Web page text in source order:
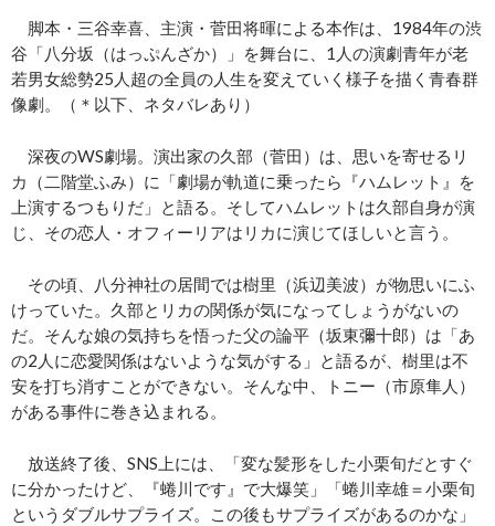
脚本・三谷幸喜、主演・菅田将暉による本作は、1984年の渋
谷「八分坂（はっぷんざか）」を舞台に、1人の演劇青年が老
若男女総勢25人超の全員の人生を変えていく様子を描く青春群
像劇。（＊以下、ネタバレあり）
深夜のWS劇場。演出家の久部（菅田）は、思いを寄せるリ
カ（二階堂ふみ）に「劇場が軌道に乗ったら『ハムレット』を
上演するつもりだ」と語る。そしてハムレットは久部自身が演
じ、その恋人・オフィーリアはリカに演じてほしいと言う。
その頃、八分神社の居間では樹里（浜辺美波）が物思いにふ
けっていた。久部とリカの関係が気になってしょうがないの
だ。そんな娘の気持ちを悟った父の論平（坂東彌十郎）は「あ
の2人に恋愛関係はないような気がする」と語るが、樹里は不
安を打ち消すことができない。そんな中、トニー（市原隼人）
がある事件に巻き込まれる。
放送終了後、SNS上には、「変な髪形をした小栗旬だとすぐ
に分かったけど、『蜷川です』で大爆笑」「蜷川幸雄＝小栗旬
というダブルサプライズ。この後もサプライズがあるのかな」